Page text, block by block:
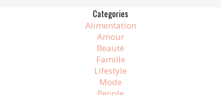
Categories
Alimentation
Amour
Beauté
Famille
Lifestyle
Mode